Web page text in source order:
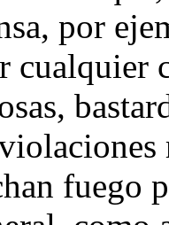
por
cualquier
fuego